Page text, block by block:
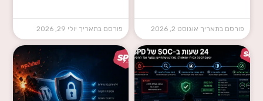
אוגוסט 2, 2026 יולי 29, 2026